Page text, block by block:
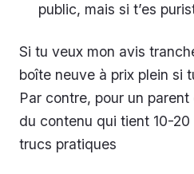
public, mais si t’es
Si tu veux mon avis
boîte neuve à prix plein si
Par contre, pour un
du contenu qui tient 10-
trucs pratiques